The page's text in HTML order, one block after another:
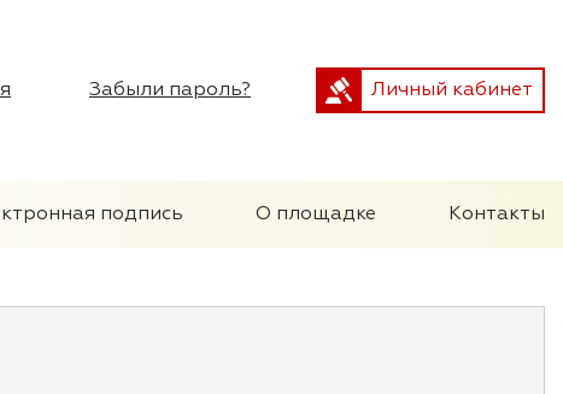
Забыли пароль? Личный кабинет
подпись О площадке Контакты